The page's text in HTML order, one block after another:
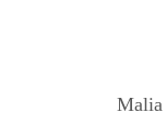
Malia